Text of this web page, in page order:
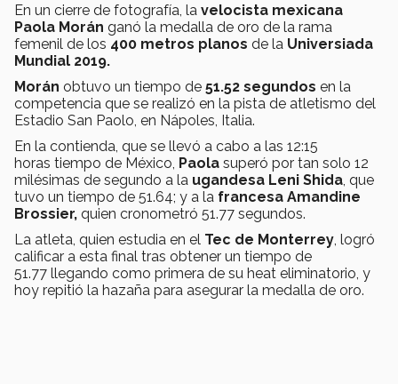
En un cierre de fotografía, la velocista mexicana
Paola Morán ganó la medalla de oro de la rama
femenil de los 400 metros planos de la Universiada
Mundial 2019.
Morán obtuvo un tiempo de 51.52 segundos en la
competencia que se realizó en la pista de atletismo del
Estadio San Paolo, en Nápoles, Italia.
En la contienda, que se llevó a cabo a las 12:15
horas tiempo de México, Paola superó por tan solo 12
milésimas de segundo a la ugandesa Leni Shida , que
tuvo un tiempo de 51.64; y a la francesa Amandine
Brossier, quien cronometró 51.77 segundos.
La atleta, quien estudia en el Tec de Monterrey , logró
calificar a esta final tras obtener un tiempo de
51.77 llegando como primera de su heat eliminatorio, y
hoy repitió la hazaña para asegurar la medalla de oro.